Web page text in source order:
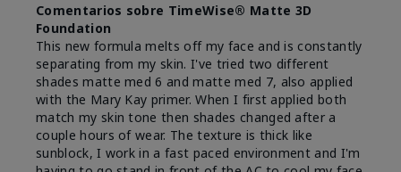
Comentarios sobre TimeWise® Matte 3D
Foundation
This new formula melts off my face and is constantly
separating from my skin. I've tried two different
shades matte med 6 and matte med 7, also applied
with the Mary Kay primer. When I first applied both
match my skin tone then shades changed after a
couple hours of wear. The texture is thick like
sunblock, I work in a fast paced environment and I'm